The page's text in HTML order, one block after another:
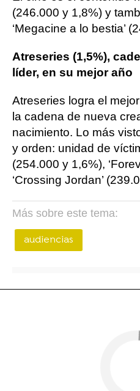
(246.000 y 1,8%) y
‘Megacine a lo bestia’
Atreseries (1,5%),
líder, en su mejor año
Atreseries logra el
la cadena de nueva
nacimiento. Lo más
y orden: unidad de
(254.000 y 1,6%),
‘Crossing Jordan’
Más sobre este tema:
audiencias